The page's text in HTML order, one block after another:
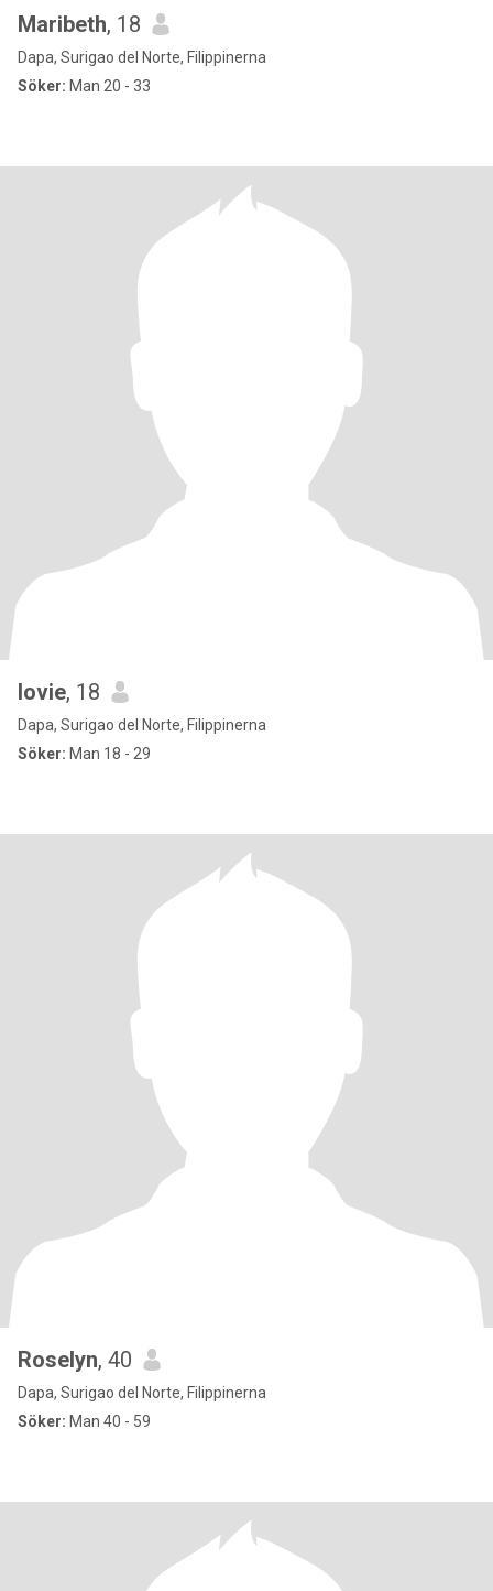
Maribeth, 18
Dapa, Surigao del Norte, Filippinerna
Söker: Man 20 - 33
lovie, 18
Dapa, Surigao del Norte, Filippinerna
Söker: Man 18 - 29
Roselyn, 40
Dapa, Surigao del Norte, Filippinerna
Söker: Man 40 - 59